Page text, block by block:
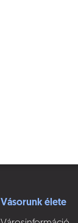
Vásorunk élete